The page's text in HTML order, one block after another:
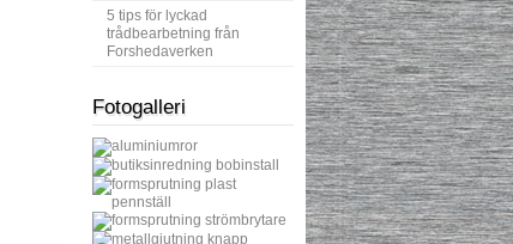
5 tips för lyckad
trådbearbetning från
Forshedaverken
Fotogalleri